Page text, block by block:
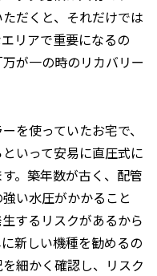
だくと、それだけでは
リアで重要になるの
が一の時のリカバリー
を使っていたお宅で、
いって安易に直圧式に
。築年数が古く、配管
い水圧がかかること
するリスクがあるから
新しい機種を勧めるの
細かく確認し、リスク